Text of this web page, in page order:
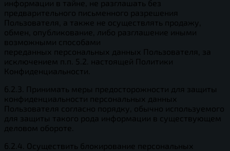
информации в тайне, не разглашать без
предварительного письменного разрешения
Пользователя, а также не осуществлять продажу,
обмен, опубликование, либо разглашение иными
возможными способами
переданных персональных данных Пользователя, за
исключением п.п. 5.2. настоящей Политики
Конфиденциальности.
6.2.3. Принимать меры предосторожности для защиты
конфиденциальности персональных данных
Пользователя согласно порядку, обычно используемого
для защиты такого рода информации в существующем
деловом обороте.
6.2.4. Осуществить блокирование персональных